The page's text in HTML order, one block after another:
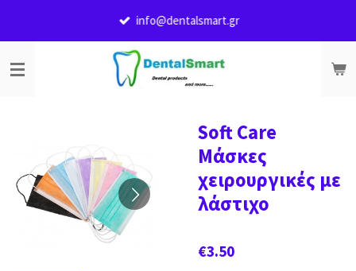
content
info@dentalsmart.gr
Soft Care
Μάσκες
χειρουργικές με
λάστιχο
€3.50